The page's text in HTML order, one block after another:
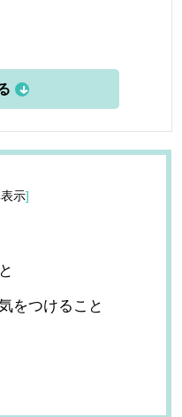
入局
示]
をつけること